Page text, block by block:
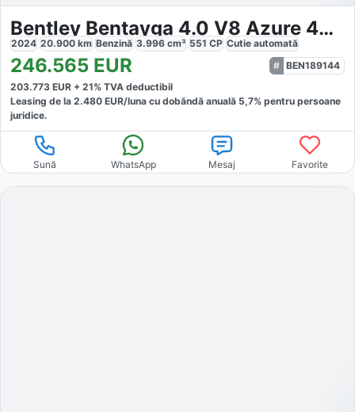
Bentley Bentayga 4.0 V8 Azure 4WD Autom
2024 20.900 km Benzină 3.996 cm³ 551 CP Cutie automată
246.565 EUR
BEN189144
203.773 EUR + 21% TVA deductibil
Leasing de la 2.480 EUR/luna cu dobăndă anuală 5,7% pentru persoane
juridice.
Sună WhatsApp Mesaj Favorite